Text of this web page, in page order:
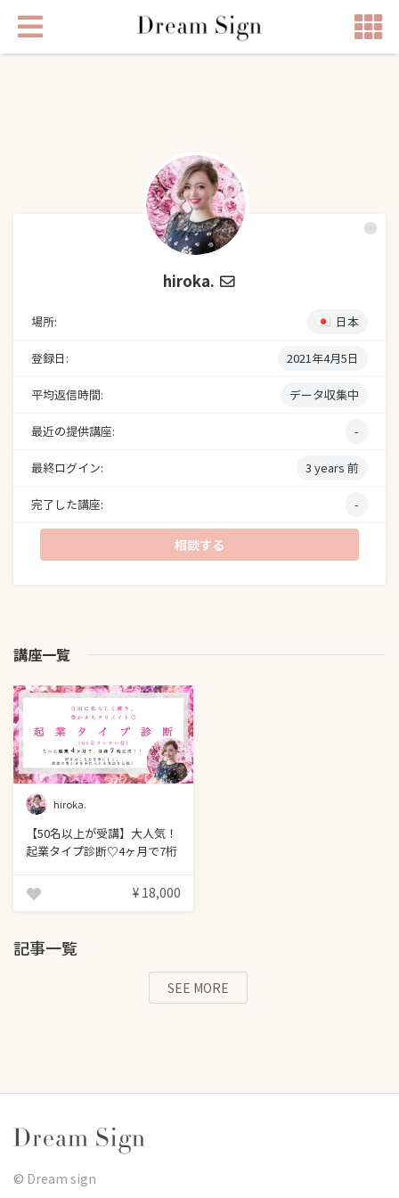
hiroka.
場所: 日本
登録日: 2021年4月5日
平均返信時間: データ収集中
最近の提供講座: -
最終ログイン: 3 years 前
完了した講座: -
相談する
講座一覧
hiroka.
【50名以上が受講】大人気！
起業タイプ診断♡4ヶ月で7桁
（60分）
¥ 18,000
記事一覧
SEE MORE
©︎ Dream sign